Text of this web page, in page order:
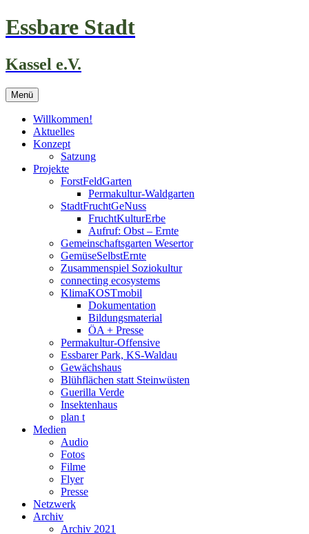
Zum
Inhalt
Essbare Stadt
Kassel e.V.
Menü
Willkommen!
Aktuelles
Konzept
Satzung
Projekte
ForstFeldGarten
Permakultur-Waldgarten
StadtFruchtGeNuss
FruchtKulturErbe
Aufruf: Obst – Ernte
Gemeinschaftsgarten Wesertor
GemüseSelbstErnte
Zusammenspiel Soziokultur
connecting ecosystems
KlimaKOSTmobil
Dokumentation
Bildungsmaterial
ÖA + Presse
Permakultur-Offensive
Essbarer Park, KS-Waldau
Gewächshaus
Blühflächen statt Steinwüsten
Guerilla Verde
Insektenhaus
plan t
Medien
Audio
Fotos
Filme
Flyer
Presse
Netzwerk
Archiv
Archiv 2021